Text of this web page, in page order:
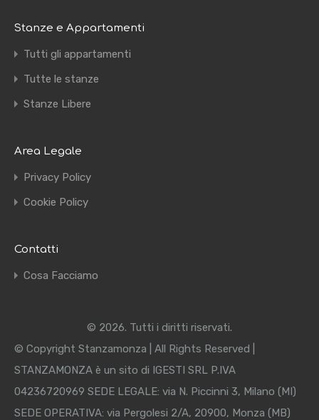
Stanze e Appartamenti
Tutti gli appartamenti
Tutte le stanze
Stanze Libere
Area Legale
Privacy Policy
Cookie Policy
Contatti
Cosa Facciamo
© 2026. Tutti i diritti riservati.
© Copyright Stanzamonza | All Rights Reserved |
STANZAMONZA è un sito di IGESTI SRL P.IVA
04236720969 SEDE LEGALE: via N. Piccinni 3, Milano (MI)
SEDE OPERATIVA: via Pergolesi 2/A, 20900, Monza (MB)